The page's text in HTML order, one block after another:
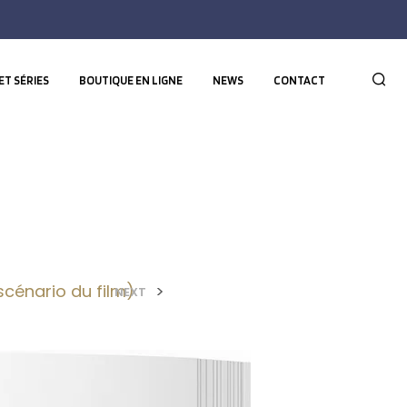
SÉRIES BOUTIQUE EN LIGNE NEWS CONTACT
du film)
NEXT >